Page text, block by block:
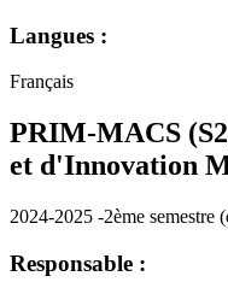
Langues :
Français
PRIM-MACS
et d'Innovation
2024-2025 -2ème semestre
Responsable :